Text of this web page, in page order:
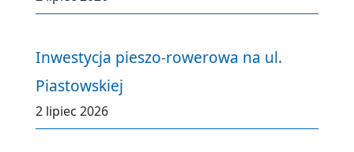
Inwestycja pieszo-rowerowa na ul.
Piastowskiej
2 lipiec 2026